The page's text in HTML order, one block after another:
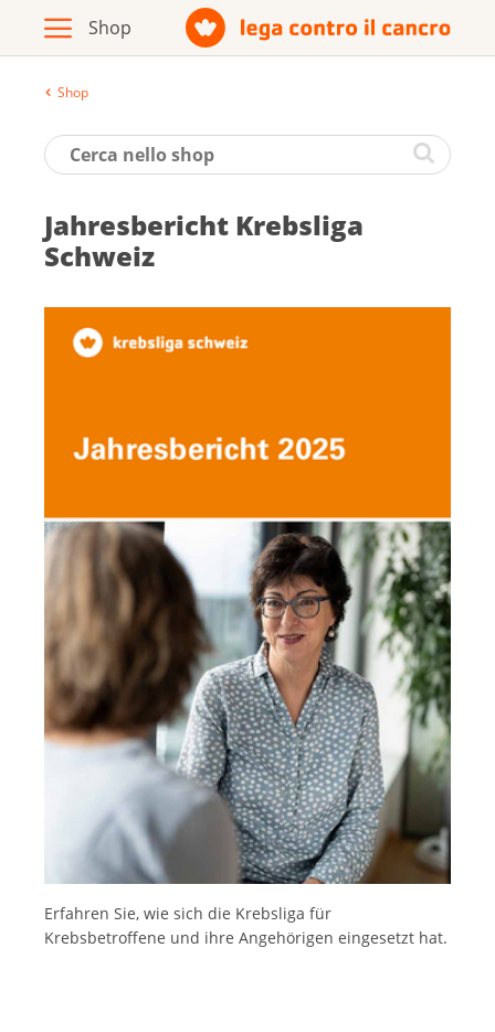
Opuscoli / materiale informativo
Prodotti
Vai al sito della Lega contro il cancro
Français
Shop
Jah­res­be­richt Krebs­li­ga
Schweiz
Erfahren Sie, wie sich die Krebsliga für
Krebsbetroffene und ihre Angehörigen eingesetzt hat.